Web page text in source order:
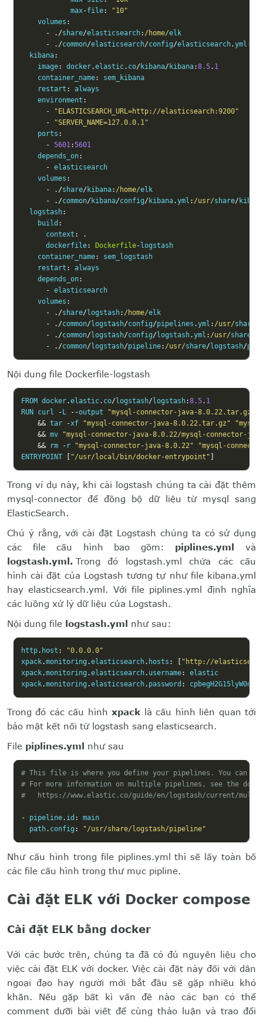
            max
-file:
"10"
    volumes
:
-
./share/elasticsearch: /home/elk
-
./common/elasticsearch/config/elasticsearch.yml :
  kibana
:
    image
: docker.elastic. co/kibana/kibana:8.5. 1
    container_name
:
sem_kibana
    restart
:
always
    environment
:
-
"ELASTICSEARCH_URL=http://elasticsearch:9200"
-
"SERVER_NAME=127.0.0.1"
    ports
:
- 5601 :5601
    depends_on
:
- elasticsearch
    volumes
:
-
./share/kibana: /home/elk
-
./common/kibana/config/kibana.yml : /usr/share/kibana
  logstash
:
    build
:
      context
:
.
      dockerfile
: Dockerfile-logstash
    container_name
:
sem_logstash
    restart
:
always
    depends_on
:
- elasticsearch
    volumes
:
-
./share/logstash: /home/elk
-
./common/logstash/config/pipelines .yml : /usr/share
-
./common/logstash/config/logstash.yml : /usr/share
-
./common/logstash/pipeline: /usr/share/logstash/
Nội dung file Dockerfile-logstash
FROM docker.elastic. co/logstash/logstash:8.5. 1
RUN curl
-L --output "mysql-connector-java-8.0.22.tar.gz"
&& tar -xf "mysql-connector-java-8.0.22.tar.gz"
&& mv
"mysql-connector-java-8.0.22/mysql-connector-
&& rm - r "mysql-connector-java-8.0.22"
"mysql-
ENTRYPOINT
[ "/usr/local/bin/docker-entrypoint" ]
Trong ví dụ này, khi cài logstash chúng ta cài đặt thêm
mysql-connector để đồng bộ dữ liệu từ mysql sang
ElasticSearch.
Chú ý rằng, với cài đặt Logstash chúng ta có sử dụng
các file cấu hình bao gồm: piplines.yml và
logstash.yml. Trong đó logstash.yml chứa các cấu
hình cài đặt của Logstash tương tự như file kibana.yml
hay elasticsearch.yml. Với file piplines.yml định nghĩa
các luồng xử lý dữ liệu của Logstash.
Nội dung file logstash.yml như sau:
http. host :
"0.0.0.0"
xpack.monitoring .elasticsearch. hosts : [ "http://
xpack.monitoring .elasticsearch. username:
elastic
xpack.monitoring .elasticsearch. password :
Trong đó các cấu hìnhxpack là cấu hình liên quan tới
bảo mật kết nối từ logstash sang elasticsearch.
File piplines.yml như sau
# This file is where you define your pipelines. You can
# For more information on multiple pipelines, see the
#   https://www.elastic.co/guide/en/logstash/current/
- pipeline. id :
main
  path
. config : "/usr/share/logstash/pipeline"
Như cấu hình trong file piplines.yml thì sẽ lấy toàn bố
các file cấu hình trong thư mục pipline.
Cài đặt ELK với Docker compose
Cài đặt ELK bằng docker
Với các bước trên, chúng ta đã có đủ nguyên liệu cho
việc cài đặt ELK với docker. Việc cài đặt này đối với dân
ngoại đạo hay người mới bắt đầu sẽ gặp nhiều khó
khăn. Nếu gặp bất kì vấn đề nào các bạn có thể
comment dưỡi bài viết để cùng thảo luận và trao đổi